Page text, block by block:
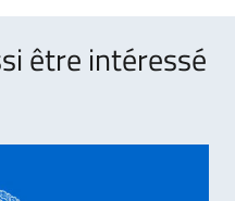
être intéressé